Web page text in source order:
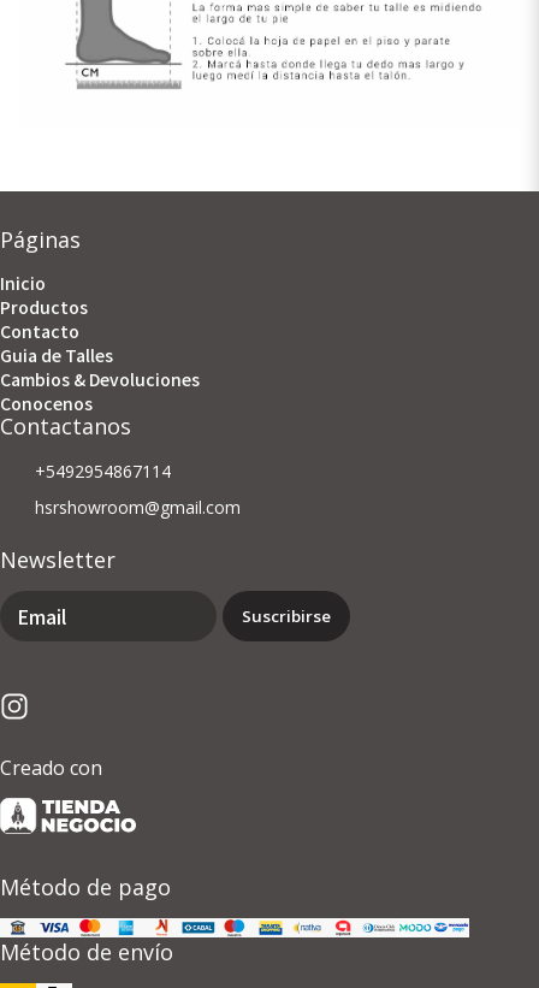
Páginas
Inicio
Productos
Contacto
Guia de Talles
Cambios & Devoluciones
Conocenos
Contactanos
+5492954867114
hsrshowroom@gmail.com
Newsletter
Suscribirse
Creado con
Método de pago
Método de envío